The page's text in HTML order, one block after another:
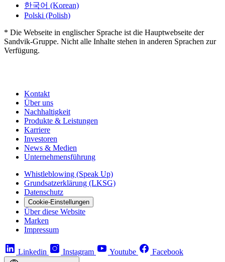
한국어 (Korean)
Polski (Polish)
* Die Webseite in englischer Sprache ist die Hauptwebseite der
Sandvik-Gruppe. Nicht alle Inhalte stehen in anderen Sprachen zur
Verfügung.
Kontakt
Über uns
Nachhaltigkeit
Produkte & Leistungen
Karriere
Investoren
News & Medien
Unternehmensführung
Whistleblowing (Speak Up)
Grundsatzerklärung (LKSG)
Datenschutz
Cookie-Einstellungen
Über diese Website
Marken
Impressum
Linkedin Instagram Youtube Facebook